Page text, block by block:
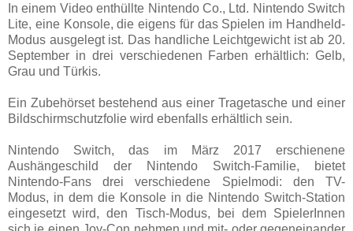
In einem Video enthüllte Nintendo Co., Ltd. Nintendo Switch
Lite, eine Konsole, die eigens für das Spielen im Handheld-
Modus ausgelegt ist. Das handliche Leichtgewicht ist ab 20.
September in drei verschiedenen Farben erhältlich: Gelb,
Grau und Türkis.
Ein Zubehörset bestehend aus einer Tragetasche und einer
Bildschirmschutzfolie wird ebenfalls erhältlich sein.
Nintendo Switch, das im März 2017 erschienene
Aushängeschild der Nintendo Switch-Familie, bietet
Nintendo-Fans drei verschiedene Spielmodi: den TV-
Modus, in dem die Konsole in die Nintendo Switch-Station
eingesetzt wird, den Tisch-Modus, bei dem SpielerInnen